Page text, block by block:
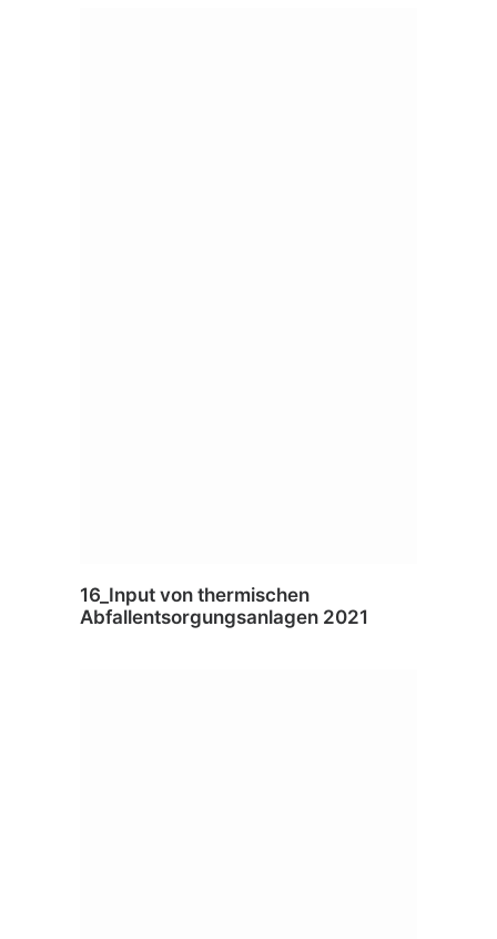
16_Input von thermischen
Abfallentsorgungsanlagen 2021